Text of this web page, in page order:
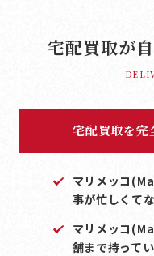
宅配買取が
-
宅配買取を完
マリメッコ
事が忙しくて
マリメッコ
舗まで持って